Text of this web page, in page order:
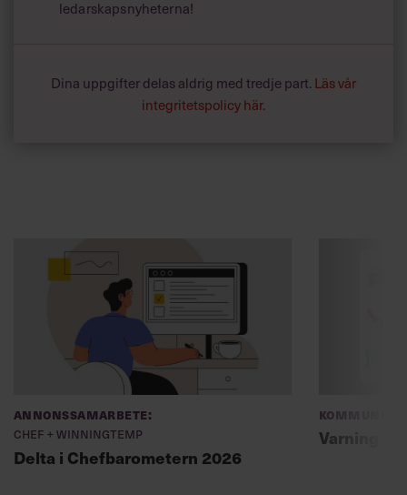
ledarskapsnyheterna!
Dina uppgifter delas aldrig med tredje part. Läs vår
integritetspolicy här.
Annonssamarbete:
Chef + Winningtemp
Delta i Chefbarometern 2026
Varning